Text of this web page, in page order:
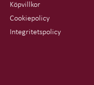
Köpvillkor
Cookiepolicy
Integritetspolicy